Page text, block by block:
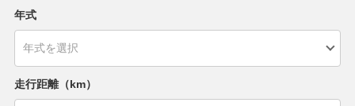
年式
走行距離（km）